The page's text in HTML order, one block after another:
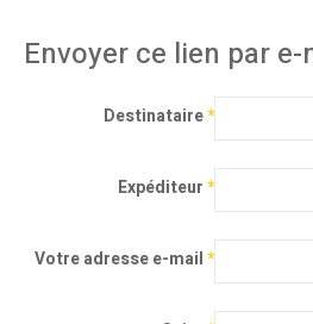
Envoyer ce lien par
Destinataire*
Expéditeur*
Votre adresse e-mail*